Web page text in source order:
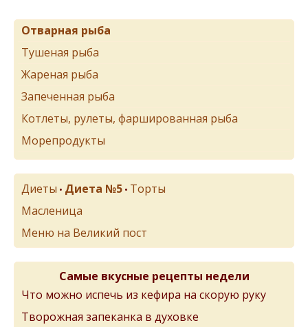
Отварная рыба
Тушеная рыба
Жареная рыба
Запеченная рыба
Котлеты, рулеты, фаршированная рыба
Морепродукты
Диеты • Диета №5 • Торты
Масленица
Меню на Великий пост
Самые вкусные рецепты недели
Что можно испечь из кефира на скорую руку
Творожная запеканка в духовке